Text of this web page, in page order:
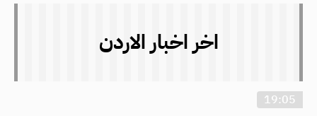
اخر اخبار الاردن
19:05